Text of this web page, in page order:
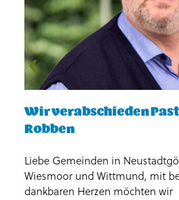
Wir verabschieden
Robben
Liebe Gemeinden in
Wiesmoor und Wittmund, mit
dankbaren Herzen möchten wir